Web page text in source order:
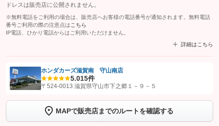
ドレスは販売店に公開されません。
※無料電話をご利用の場合は、販売店へお客様の電話番号が通知されます。無料電話
番号ご利用の際の注意点は こちら
IP電話、ひかり電話からはご利用いただけません。
詳細はこちら
【STEP1】認証画面でグーネットを友だち追加してから「許可する」ボタンを押
トーク画面で
ボタンをタップして問い合わせを
完了してください。
ホンダカーズ滋賀南 守山南店
5.015件
〒524-0013 滋賀県守山市下之郷１－９－５
MAPで販売店までのルートを確認する